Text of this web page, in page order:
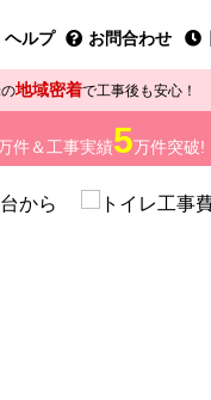
ヘルプ お問合わせ
地域密着で工事後も安心！
件＆工事実績5万件突破!